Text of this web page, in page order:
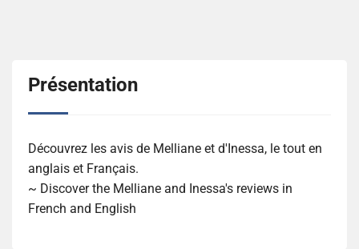
Présentation
Découvrez les avis de Melliane et d'Inessa, le tout en
anglais et Français.
~ Discover the Melliane and Inessa's reviews in
French and English